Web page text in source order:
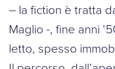
– la fiction è tratta
Maglio -, fine anni
letto, spesso